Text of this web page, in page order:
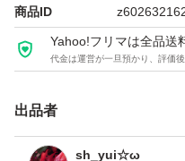
インストール・認証方法
公式サイト https://
プロダクトキー入力 → イ
商品ID
Yahoo!フリマは全品送
代金は運営が一旦預かり、評価
出品者
sh_yui☆ω